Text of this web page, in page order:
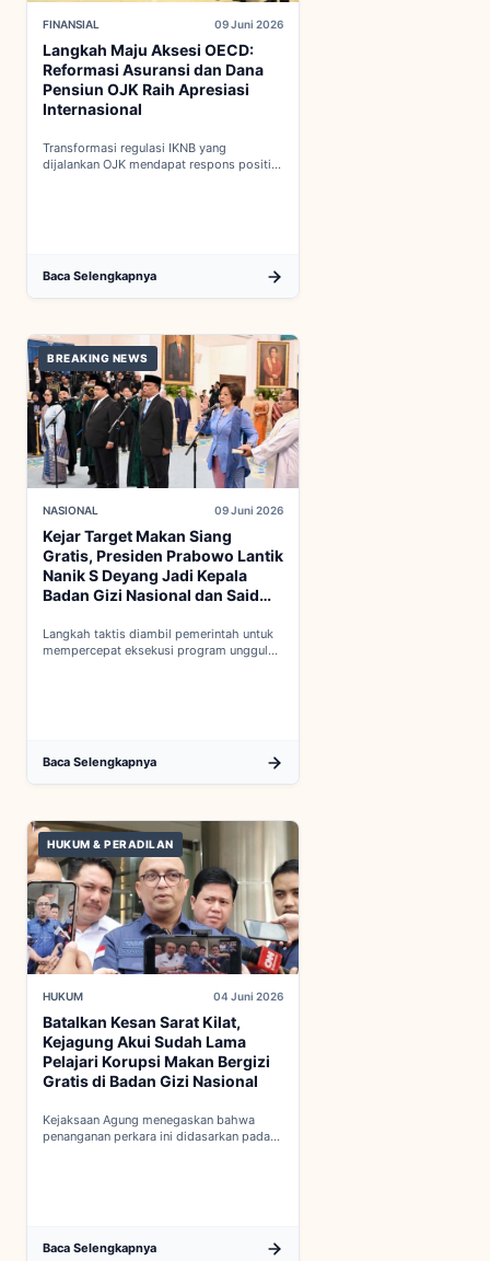
FINANSIAL 09 Juni 2026
Langkah Maju Aksesi OECD:
Reformasi Asuransi dan Dana
Pensiun OJK Raih Apresiasi
Internasional
Transformasi regulasi IKNB yang
dijalankan OJK mendapat respons positif
Baca Selengkapnya
BREAKING NEWS
NASIONAL 09 Juni 2026
Kejar Target Makan Siang
Gratis, Presiden Prabowo Lantik
Nanik S Deyang Jadi Kepala
Badan Gizi Nasional dan Said
Langkah taktis diambil pemerintah untuk
mempercepat eksekusi program unggulan
Baca Selengkapnya
HUKUM & PERADILAN
HUKUM 04 Juni 2026
Batalkan Kesan Sarat Kilat,
Kejagung Akui Sudah Lama
Pelajari Korupsi Makan Bergizi
Gratis di Badan Gizi Nasional
Kejaksaan Agung menegaskan bahwa
penanganan perkara ini didasarkan pada
Baca Selengkapnya